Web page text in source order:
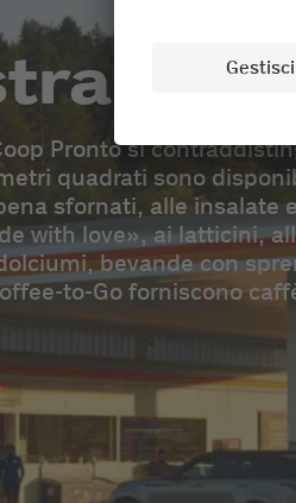
Pronto si
quadrati sono
sfornati, alle insalate
with love», ai latticini,
bevande con
to-Go forniscono